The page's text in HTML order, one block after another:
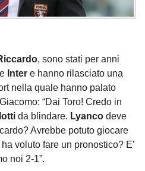
, sono stati per anni
e Inter e hanno rilasciato una
nella quale hanno palato
“Dai Toro! Credo in
da blindare. Lyanco deve
Avrebbe potuto giocare
voluto fare un pronostico? E’
noi 2-1”.